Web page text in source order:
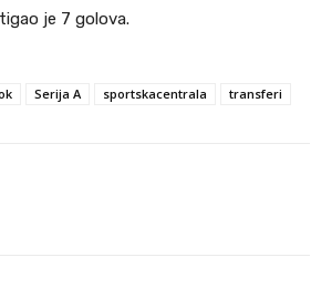
je 7 golova.
Serija A sportskacentrala transferi